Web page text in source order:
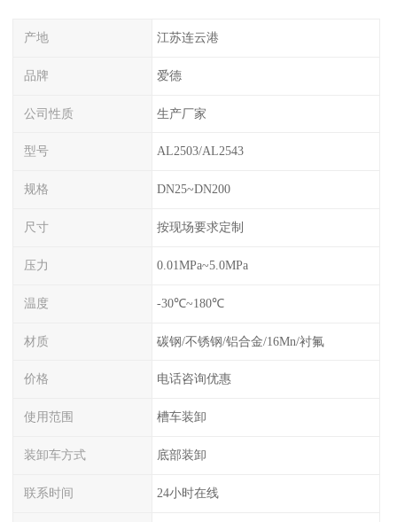
产地 江苏连云港
品牌 爱德
公司性质 生产厂家
型号 AL2503/AL2543
规格 DN25~DN200
尺寸 按现场要求定制
压力 0.01MPa~5.0MPa
温度 -30℃~180℃
材质 碳钢/不锈钢/铝合金/16Mn/衬氟
价格 电话咨询优惠
使用范围 槽车装卸
装卸车方式 底部装卸
联系时间 24小时在线